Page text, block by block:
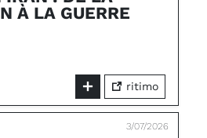
À LA GUERRE
ritimo
3/07/2026